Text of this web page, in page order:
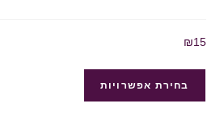
₪15
בחירת אפשרויות